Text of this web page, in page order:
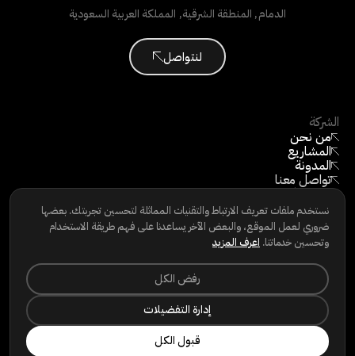
الشركة
من نحن
المشاريع
المدونة
تواصل معنا
كن مورّدًا
©
2026جميع الحقوق محفوظة
الدمام, المنطقة الشرقية, المملكة العربية السعودية
لنتواصل
تابعنا
LINKEDIN
INSTAGRAM
FACEBOOK
سياسة الخصوصية|سياسة ملفات تعريف الارتباط|شروط الاستخدام|
حقوق الخصوصية
نستخدم ملفات تعريف الارتباط والتقنيات المماثلة لتحسين تجربتك. بعضها
ضروري لعمل الموقع، والبعض الآخر يساعدنا على فهم طريقة الاستخدام
وتحسين خدماتنا. اعرف المزيد
رفض الكل
إدارة التفضيلات
قبول الكل